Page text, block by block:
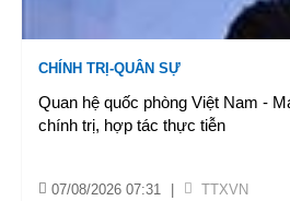
CHÍNH TRỊ-QUÂN SỰ
Quan hệ quốc phòng Việt Nam -
chính trị, hợp tác thực tiễn
07/08/2026 07:31 TTXVN